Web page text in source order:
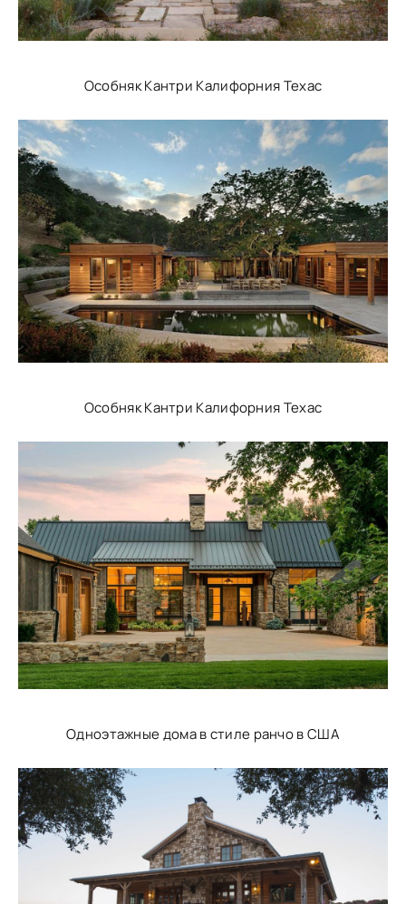
Особняк Кантри Калифорния Техас
Особняк Кантри Калифорния Техас
Одноэтажные дома в стиле ранчо в США